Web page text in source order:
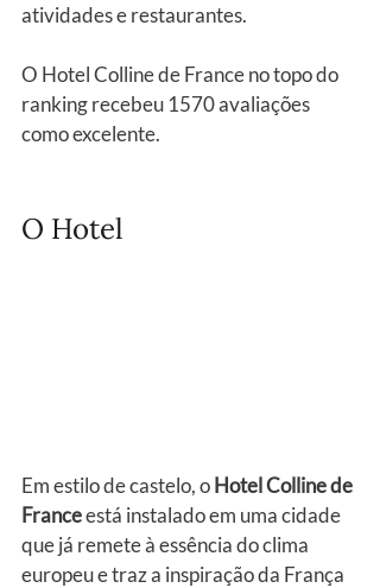
atividades e restaurantes.
O Hotel Colline de France no topo do
ranking recebeu 1570 avaliações
como excelente.
O Hotel
Em estilo de castelo, o Hotel Colline de
France está instalado em uma cidade
que já remete à essência do clima
europeu e traz a inspiração da França